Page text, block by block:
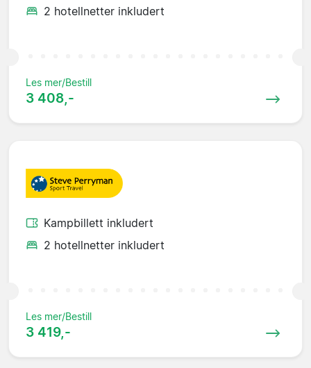
2 hotellnetter inkludert
Les mer/Bestill
3 408,-
Kampbillett inkludert
2 hotellnetter inkludert
Les mer/Bestill
3 419,-